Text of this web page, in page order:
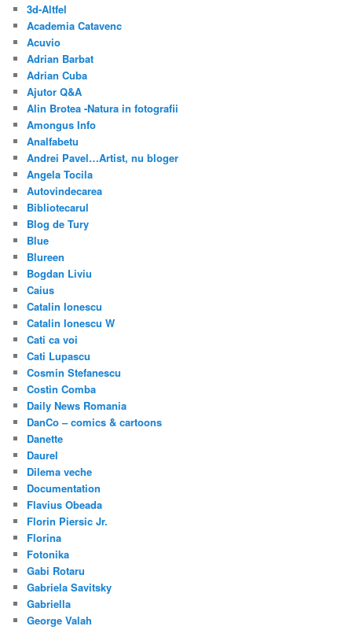
3d-Altfel
Academia Catavenc
Acuvio
Adrian Barbat
Adrian Cuba
Ajutor Q&A
Alin Brotea -Natura in fotografii
Amongus Info
Analfabetu
Andrei Pavel…Artist, nu bloger
Angela Tocila
Autovindecarea
Bibliotecarul
Blog de Tury
Blue
Blureen
Bogdan Liviu
Caius
Catalin Ionescu
Catalin Ionescu W
Cati ca voi
Cati Lupascu
Cosmin Stefanescu
Costin Comba
Daily News Romania
DanCo – comics & cartoons
Danette
Daurel
Dilema veche
Documentation
Flavius Obeada
Florin Piersic Jr.
Florina
Fotonika
Gabi Rotaru
Gabriela Savitsky
Gabriella
George Valah